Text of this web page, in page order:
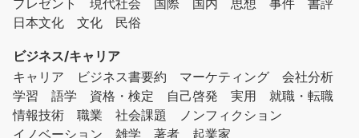
日本文化
文化 民俗
ビジネス/キャリア
キャリア
ビジネス書要約 マーケティング
会社分析
学習
語学 資格・検定 自己啓発 実用
就職・転職
情報技術
職業 社会課題
ノンフィクション
イノベーション
雑学 著者 起業家